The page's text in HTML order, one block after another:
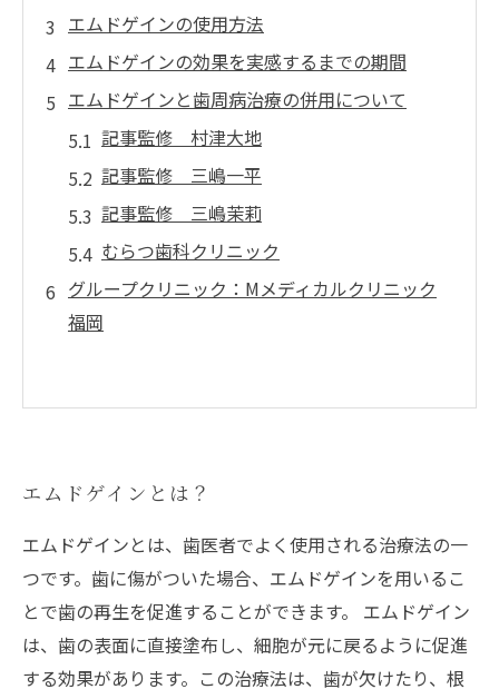
エムドゲインの使用方法
エムドゲインの効果を実感するまでの期間
エムドゲインと歯周病治療の併用について
記事監修 村津大地
記事監修 三嶋一平
記事監修 三嶋茉莉
むらつ歯科クリニック
グループクリニック：Mメディカルクリニック
福岡
エムドゲインとは？
エムドゲインとは、歯医者でよく使用される治療法の一
つです。歯に傷がついた場合、エムドゲインを用いるこ
とで歯の再生を促進することができます。 エムドゲイン
は、歯の表面に直接塗布し、細胞が元に戻るように促進
する効果があります。この治療法は、歯が欠けたり、根